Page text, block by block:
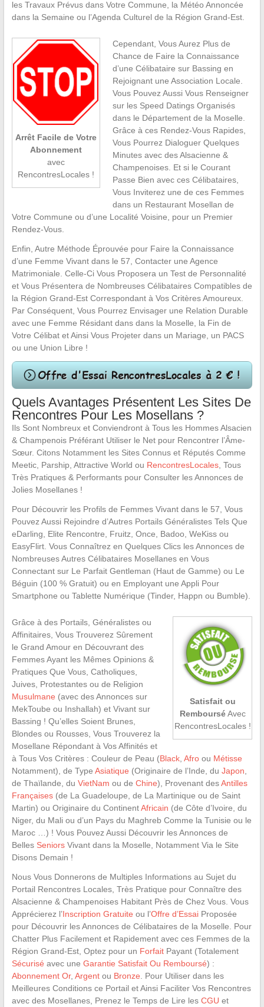
les Travaux Prévus dans Votre Commune, la Météo Annoncée
dans la Semaine ou l’Agenda Culturel de la Région Grand-Est.
Arrêt Facile de Votre
Abonnement
avec
RencontresLocales !
Cependant, Vous Aurez Plus de
Chance de Faire la Connaissance
d’une Célibataire sur Bassing en
Rejoignant une Association Locale.
Vous Pouvez Aussi Vous Renseigner
sur les Speed Datings Organisés
dans le Département de la Moselle.
Grâce à ces Rendez-Vous Rapides,
Vous Pourrez Dialoguer Quelques
Minutes avec des Alsacienne &
Champenoises. Et si le Courant
Passe Bien avec ces Célibataires,
Vous Inviterez une de ces Femmes
dans un Restaurant Mosellan de
Votre Commune ou d’une Localité Voisine, pour un Premier
Rendez-Vous.
Enfin, Autre Méthode Éprouvée pour Faire la Connaissance
d’une Femme Vivant dans le 57, Contacter une Agence
Matrimoniale. Celle-Ci Vous Proposera un Test de Personnalité
et Vous Présentera de Nombreuses Célibataires Compatibles de
la Région Grand-Est Correspondant à Vos Critères Amoureux.
Par Conséquent, Vous Pourrez Envisager une Relation Durable
avec une Femme Résidant dans dans la Moselle, la Fin de
Votre Célibat et Ainsi Vous Projeter dans un Mariage, un PACS
ou une Union Libre !
Quels Avantages Présentent Les Sites De
Rencontres Pour Les Mosellans ?
Ils Sont Nombreux et Conviendront à Tous les Hommes Alsacien
& Champenois Préférant Utiliser le Net pour Rencontrer l’Âme-
Sœur. Citons Notamment les Sites Connus et Réputés Comme
Meetic, Parship, Attractive World ou RencontresLocales, Tous
Très Pratiques & Performants pour Consulter les Annonces de
Jolies Mosellanes !
Pour Découvrir les Profils de Femmes Vivant dans le 57, Vous
Pouvez Aussi Rejoindre d’Autres Portails Généralistes Tels Que
eDarling, Elite Rencontre, Fruitz, Once, Badoo, WeKiss ou
EasyFlirt. Vous Connaîtrez en Quelques Clics les Annonces de
Nombreuses Autres Célibataires Mosellanes en Vous
Connectant sur Le Parfait Gentleman (Haut de Gamme) ou Le
Béguin (100 % Gratuit) ou en Employant une Appli Pour
Smartphone ou Tablette Numérique (Tinder, Happn ou Bumble).
Satisfait ou
RembourséAvec
RencontresLocales !
Grâce à des Portails, Généralistes ou
Affinitaires, Vous Trouverez Sûrement
le Grand Amour en Découvrant des
Femmes Ayant les Mêmes Opinions &
Pratiques Que Vous, Catholiques,
Juives, Protestantes ou de Religion
Musulmane (avec des Annonces sur
MekToube ou Inshallah) et Vivant sur
Bassing ! Qu’elles Soient Brunes,
Blondes ou Rousses, Vous Trouverez la
Mosellane Répondant à Vos Affinités et
à Tous Vos Critères : Couleur de Peau (Black, Afroou Métisse
Notamment), de Type Asiatique (Originaire de l’Inde, du Japon
de Thaïlande, du VietNam ou de Chine), Provenant desAntilles
Françaises(de La Guadeloupe, de La Martinique ou de Saint
Martin) ou Originaire du ContinentAfricain (de Côte d’Ivoire, du
Niger, du Mali ou d’un Pays du Maghreb Comme la Tunisie ou le
Maroc …) ! Vous Pouvez Aussi Découvrir les Annonces de
Belles SeniorsVivant dans la Moselle, Notamment Via le Site
Disons Demain !
Nous Vous Donnerons de Multiples Informations au Sujet du
Portail Rencontres Locales, Très Pratique pour Connaître des
Alsacienne & Champenoises Habitant Près de Chez Vous. Vous
Apprécierez l’Inscription Gratuite ou l’Offre d’EssaiProposée
pour Découvrir les Annonces de Célibataires de la Moselle. Pour
Chatter Plus Facilement et Rapidement avec ces Femmes de la
Région Grand-Est, Optez pour un ForfaitPayant (Totalement
Sécurisé avec une Garantie Satisfait Ou Remboursé) :
Abonnement Or, Argentou Bronze . Pour Utiliser dans les
Meilleures Conditions ce Portail et Ainsi Faciliter Vos Rencontres
avec des Mosellanes, Prenez le Temps de Lire les CGU et